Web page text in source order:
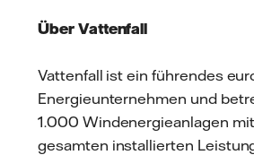
Über Vattenfall
Vattenfall ist ein führendes
Energieunternehmen und
1.000 Windenergieanlagen
gesamten installierten